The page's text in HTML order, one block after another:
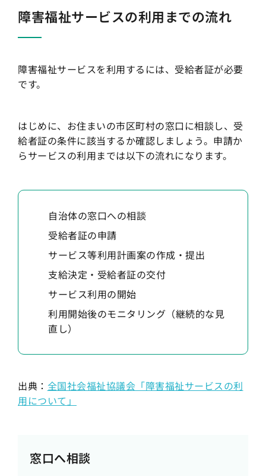
障害福祉サービスの利用までの流れ
障害福祉サービスを利用するには、受給者証が必要
です。
はじめに、お住まいの市区町村の窓口に相談し、受
給者証の条件に該当するか確認しましょう。申請か
らサービスの利用までは以下の流れになります。
自治体の窓口への相談
受給者証の申請
サービス等利用計画案の作成・提出
支給決定・受給者証の交付
サービス利用の開始
利用開始後のモニタリング（継続的な見
直し）
出典： 全国社会福祉協議会「障害福祉サービスの利
用について」
窓口へ相談